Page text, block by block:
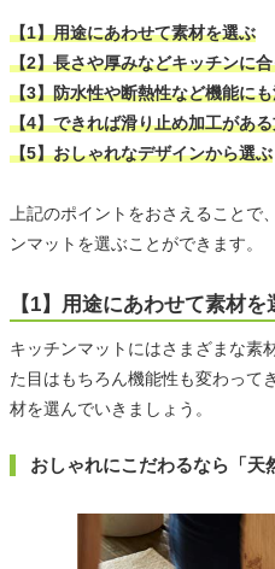
【1】用途にあわせて素材を選ぶ
【2】長さや厚みなどキッチンに
【3】防水性や断熱性など機能に
【4】できれば滑り止め加工があ
【5】おしゃれなデザインから選ぶ
上記のポイントをおさえることで
ンマットを選ぶことができます。
【1】用途にあわせて素材を
キッチンマットにはさまざまな素
た目はもちろん機能性も変わって
材を選んでいきましょう。
おしゃれにこだわるなら「天